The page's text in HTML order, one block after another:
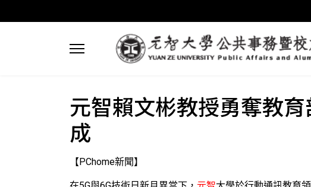
元智賴文彬教授勇奪教
成
【PChome新聞】